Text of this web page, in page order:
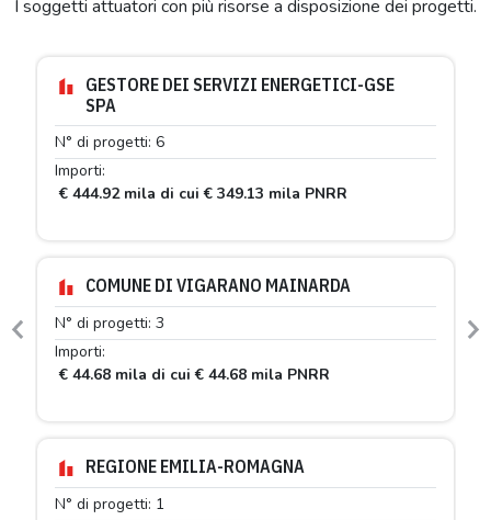
I soggetti attuatori con più risorse a disposizione dei progetti.
GESTORE DEI SERVIZI ENERGETICI-GSE
SPA
N° di progetti: 6
Importi:
€ 444.92 mila di cui € 349.13 mila PNRR
COMUNE DI VIGARANO MAINARDA
N° di progetti: 3
Importi:
€ 44.68 mila di cui € 44.68 mila PNRR
REGIONE EMILIA-ROMAGNA
N° di progetti: 1
Previous